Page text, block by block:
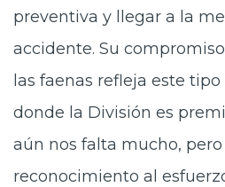
preventiva y llegar a la
accidente. Su
las faenas refleja este
donde la División es
aún nos falta mucho, pero
reconocimiento al